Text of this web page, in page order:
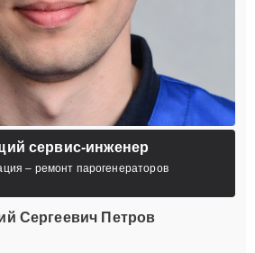
сервис-инженер
– ремонт парогенераторов
Сергеевич Петров